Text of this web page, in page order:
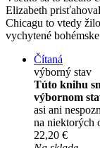
Elizabeth
Chicagu to vtedy
vychytené
Čítaná
výborný stav
Túto knihu
výbornom
asi ani
na niektorých
22,20 €